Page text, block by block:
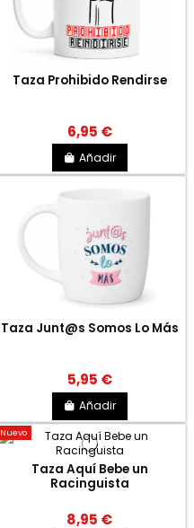
Taza Prohibido Rendirse
6,95 €
Añadir
Taza Junt@s Somos Lo Más
5,95 €
Añadir
Nuevo
Taza Aquí Bebe un
Racinguista
8,95 €